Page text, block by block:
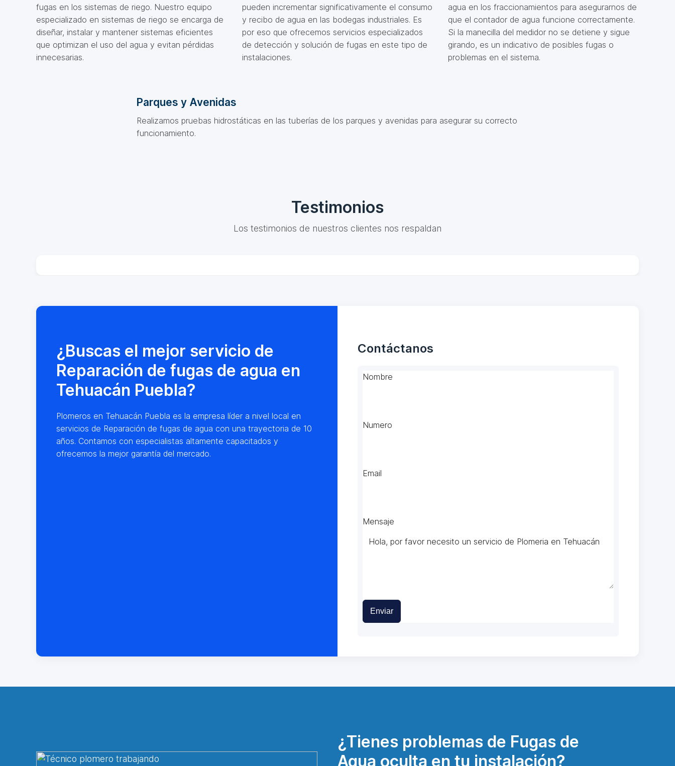
fugas en los sistemas de riego. Nuestro equipo
especializado en sistemas de riego se encarga de
diseñar, instalar y mantener sistemas eficientes
que optimizan el uso del agua y evitan pérdidas
innecesarias.
pueden incrementar significativamente el consumo
y recibo de agua en las bodegas industriales. Es
por eso que ofrecemos servicios especializados
de detección y solución de fugas en este tipo de
instalaciones.
agua en los fraccionamientos para asegurarnos de
que el contador de agua funcione correctamente.
Si la manecilla del medidor no se detiene y sigue
girando, es un indicativo de posibles fugas o
problemas en el sistema.
Parques y Avenidas
Realizamos pruebas hidrostáticas en las tuberías de los parques y avenidas para asegurar su correcto
funcionamiento.
Testimonios
Los testimonios de nuestros clientes nos respaldan
¿Buscas el mejor servicio de
Reparación de fugas de agua en
Tehuacán Puebla?
Plomeros en Tehuacán Puebla es la empresa líder a nivel local en
servicios de Reparación de fugas de agua con una trayectoria de 10
años. Contamos con especialistas altamente capacitados y
ofrecemos la mejor garantía del mercado.
Contáctanos
Nombre
Numero
Email
Mensaje
Enviar
¿Tienes problemas de Fugas de
Agua oculta en tu instalación?